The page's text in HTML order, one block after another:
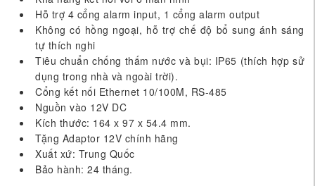
Hỗ trợ 4 cổng alarm input, 1 cổng alarm output
Không có hồng ngoại, hỗ trợ chế độ bổ sung ánh sáng
tự thích nghi
Tiêu chuẩn chống thấm nước và bụi: IP65 (thích hợp sử
dụng trong nhà và ngoài trời).
Cổng kết nối Ethernet 10/100M, RS-485
Nguồn vào 12V DC
Kích thước: 164 x 97 x 54.4 mm.
Tặng Adaptor 12V chính hãng
Xuất xứ: Trung Quốc
Bảo hành: 24 tháng.